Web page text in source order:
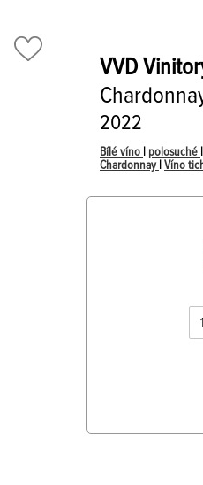
VVD
2022
Bílé víno polosuché
Chardonnay Víno